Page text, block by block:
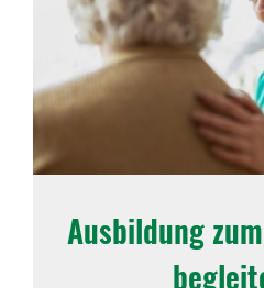
Ausbil­dung